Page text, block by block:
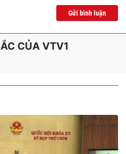
Gửi bình luận
CỦA VTV1